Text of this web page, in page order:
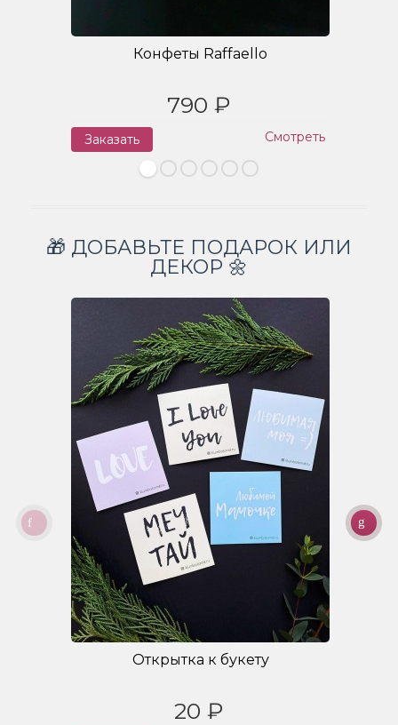
Конфеты Raffaello
790 ₽
Заказать Смотреть
🎁 ДОБАВЬТЕ ПОДАРОК ИЛИ
ДЕКОР 🌼
Открытка к букету
20 ₽